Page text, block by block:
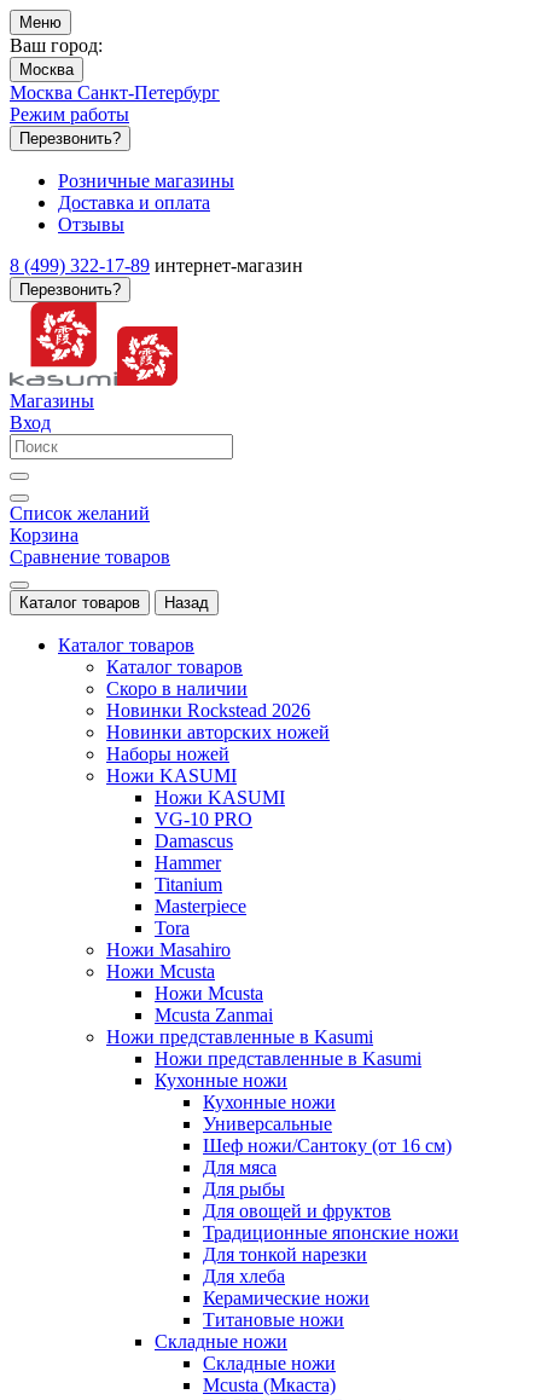
Меню
Ваш город:
Москва
Москва Санкт-Петербург
Режим работы
Перезвонить?
Розничные магазины
Доставка и оплата
Отзывы
8 (499) 322-17-89 интернет-магазин
Перезвонить?
Магазины
Вход
Список желаний
Корзина
Сравнение товаров
Каталог товаров Назад
Каталог товаров
Каталог товаров
Скоро в наличии
Новинки Rockstead 2026
Новинки авторских ножей
Наборы ножей
Ножи KASUMI
Ножи KASUMI
VG-10 PRO
Damascus
Hammer
Titanium
Masterpiece
Tora
Ножи Masahiro
Ножи Mcusta
Ножи Mcusta
Mcusta Zanmai
Ножи представленные в Kasumi
Ножи представленные в Kasumi
Кухонные ножи
Кухонные ножи
Универсальные
Шеф ножи/Сантоку (от 16 см)
Для мяса
Для рыбы
Для овощей и фруктов
Традиционные японские ножи
Для тонкой нарезки
Для хлеба
Керамические ножи
Титановые ножи
Складные ножи
Складные ножи
Mcusta (Мкаста)